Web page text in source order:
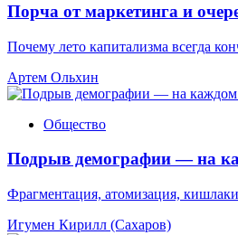
Порча от маркетинга и
Почему лето капитализма всегда
Артем Ольхин
Общество
Подрыв демографии — на
Фрагментация, атомизация,
Игумен Кирилл (Сахаров)